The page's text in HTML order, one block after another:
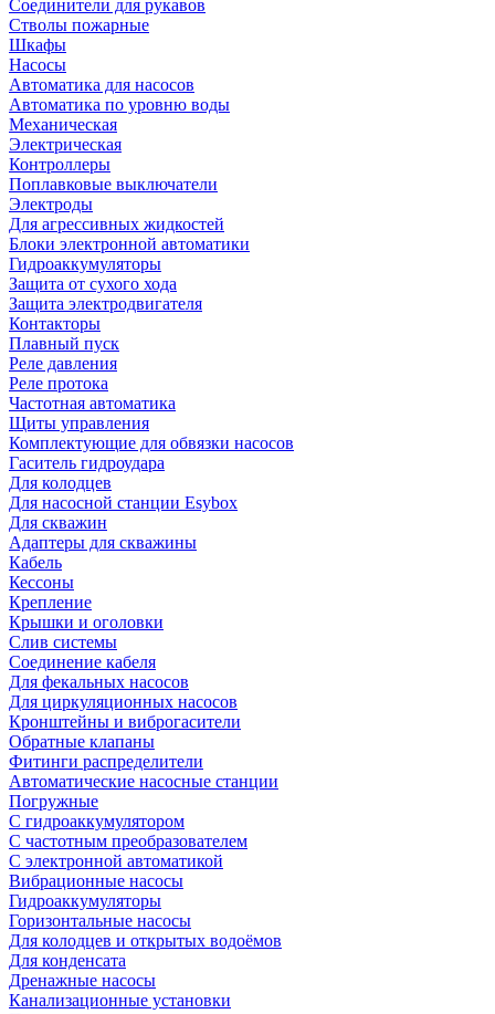
Соединители для рукавов
Стволы пожарные
Шкафы
Насосы
Автоматика для насосов
Автоматика по уровню воды
Механическая
Электрическая
Контроллеры
Поплавковые выключатели
Электроды
Для агрессивных жидкостей
Блоки электронной автоматики
Гидроаккумуляторы
Защита от сухого хода
Защита электродвигателя
Контакторы
Плавный пуск
Реле давления
Реле протока
Частотная автоматика
Щиты управления
Комплектующие для обвязки насосов
Гаситель гидроудара
Для колодцев
Для насосной станции Esybox
Для скважин
Адаптеры для скважины
Кабель
Кессоны
Крепление
Крышки и оголовки
Слив системы
Соединение кабеля
Для фекальных насосов
Для циркуляционных насосов
Кронштейны и виброгасители
Обратные клапаны
Фитинги распределители
Автоматические насосные станции
Погружные
С гидроаккумулятором
С частотным преобразователем
С электронной автоматикой
Вибрационные насосы
Гидроаккумуляторы
Горизонтальные насосы
Для колодцев и открытых водоёмов
Для конденсата
Дренажные насосы
Канализационные установки